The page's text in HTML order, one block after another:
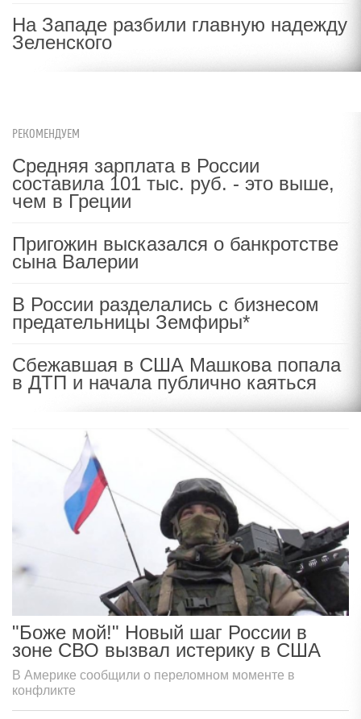
На Западе разбили главную надежду
Зеленского
РЕКОМЕНДУЕМ
Средняя зарплата в России
составила 101 тыс. руб. - это выше,
чем в Греции
Пригожин высказался о банкротстве
сына Валерии
В России разделались с бизнесом
предательницы Земфиры*
Сбежавшая в США Машкова попала
в ДТП и начала публично каяться
"Боже мой!" Новый шаг России в
зоне СВО вызвал истерику в США
В Америке сообщили о переломном моменте в
конфликте